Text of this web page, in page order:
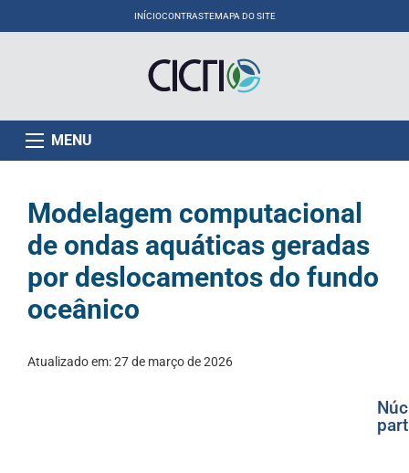
INÍCIOCONTRASTEMAPA DO SITE
MENU
Modelagem computacional
de ondas aquáticas geradas
por deslocamentos do fundo
oceânico
Atualizado em:27 de março de 2026